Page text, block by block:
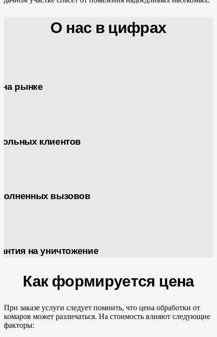
О нас в цифрах
на рынке
клиентов
вызовов
на уничтожение
Как формируется цена
При заказе услуги следует помнить, что цена обработки от
комаров может различаться. На стоимость влияют следующие
факторы: